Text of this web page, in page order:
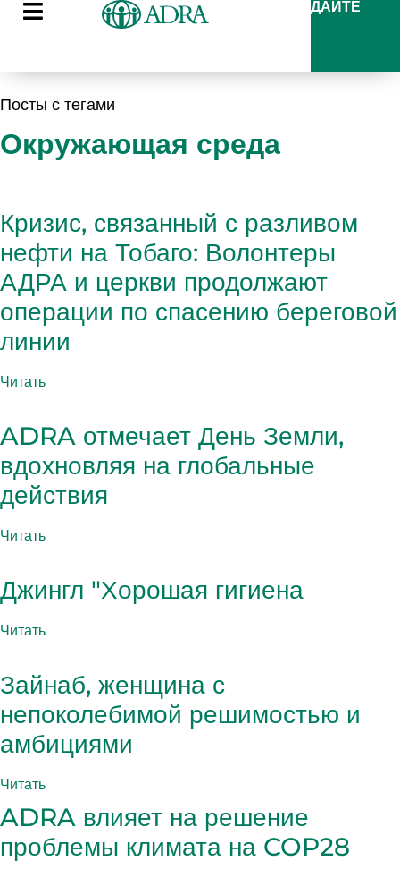
ДАЙТЕ
Посты с тегами
Окружающая среда
Кризис, связанный с разливом
нефти на Тобаго: Волонтеры
АДРА и церкви продолжают
операции по спасению береговой
линии
Читать
ADRA отмечает День Земли,
вдохновляя на глобальные
действия
Читать
Джингл "Хорошая гигиена
Читать
Зайнаб, женщина с
непоколебимой решимостью и
амбициями
Читать
ADRA влияет на решение
проблемы климата на COP28